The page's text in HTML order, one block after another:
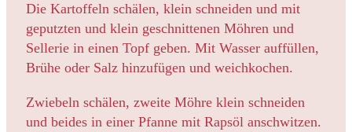
Die Kartoffeln schälen, klein schneiden und mit
geputzten und klein geschnittenen Möhren und
Sellerie in einen Topf geben. Mit Wasser auffüllen,
Brühe oder Salz hinzufügen und weichkochen.
Zwiebeln schälen, zweite Möhre klein schneiden
und beides in einer Pfanne mit Rapsöl anschwitzen.